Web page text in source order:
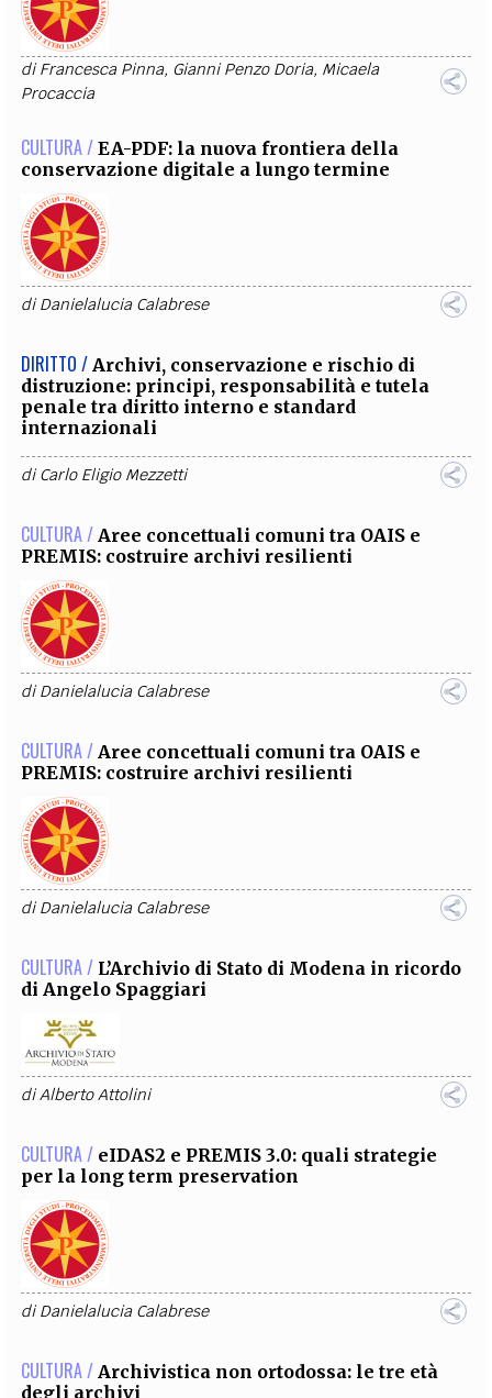
diFrancesca Pinna, Gianni Penzo Doria, Micaela
Procaccia
CULTURA / EA-PDF: la nuova frontiera della
conservazione digitale a lungo termine
diDanielalucia Calabrese
DIRITTO / Archivi, conservazione e rischio di
distruzione: principi, responsabilità e tutela
penale tra diritto interno e standard
internazionali
diCarlo Eligio Mezzetti
CULTURA / Aree concettuali comuni tra OAIS e
PREMIS: costruire archivi resilienti
diDanielalucia Calabrese
CULTURA / Aree concettuali comuni tra OAIS e
PREMIS: costruire archivi resilienti
diDanielalucia Calabrese
CULTURA / L’Archivio di Stato di Modena in ricordo
di Angelo Spaggiari
diAlberto Attolini
CULTURA / eIDAS2 e PREMIS 3.0: quali strategie
per la long term preservation
diDanielalucia Calabrese
CULTURA / Archivistica non ortodossa: le tre età
degli archivi